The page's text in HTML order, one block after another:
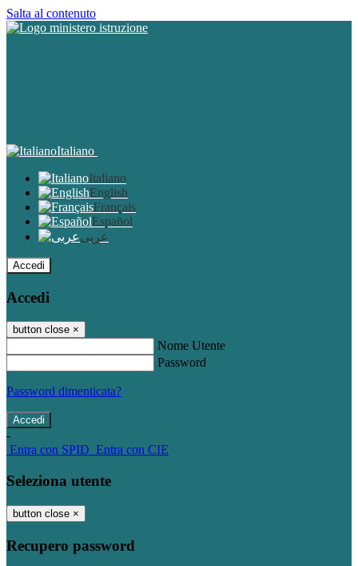
Salta al contenuto
Italiano
Italiano
English
Français
Español
عربى
Accedi
Accedi
button close ×
Nome Utente
Password
Password dimenticata?
-
Entra con SPID Entra con CIE
Seleziona utente
button close ×
Recupero password